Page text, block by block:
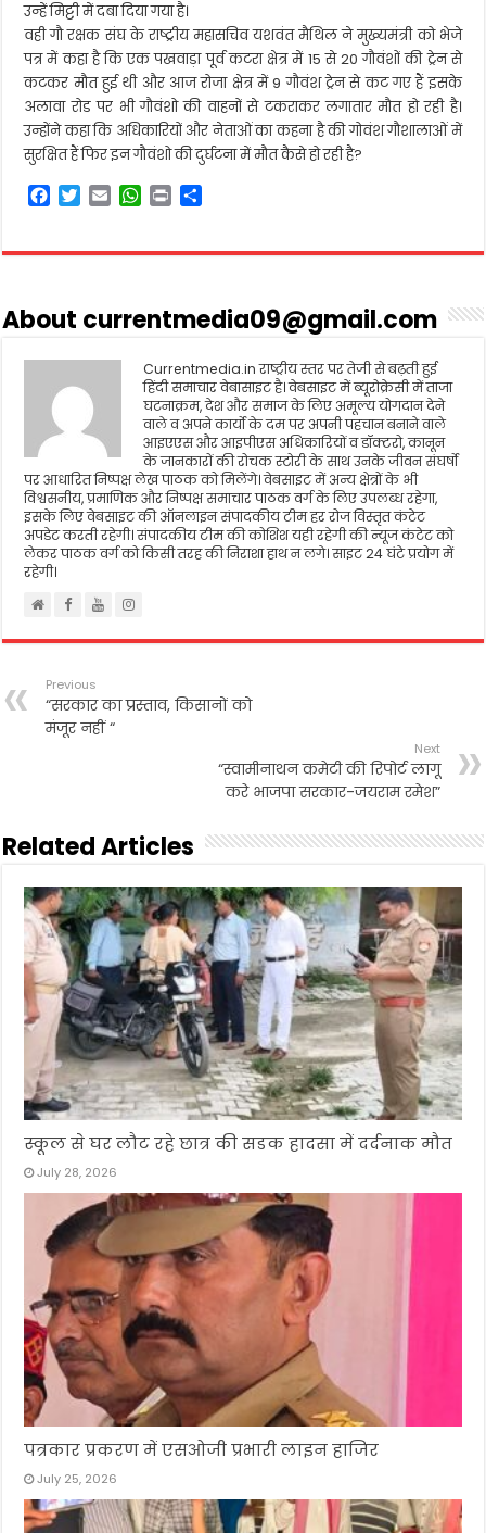
मौत”
उन्हें मिट्टी में दबा दिया गया है।
वही गौ रक्षक संघ के राष्ट्रीय महासचिव यशवंत मैथिल ने मुख्यमंत्री को भेजे
पत्र में कहा है कि एक पखवाड़ा पूर्व कटरा क्षेत्र में 15 से 20 गौवंशों की ट्रेन से
कटकर मौत हुई थी और आज रोजा क्षेत्र में 9 गौवंश ट्रेन से कट गए हैं इसके
अलावा रोड पर भी गौवंशो की वाहनों से टकराकर लगातार मौत हो रही है।
उन्होंने कहा कि अधिकारियों और नेताओं का कहना है की गोवंश गौशालाओं में
सुरक्षित हैं फिर इन गौवंशो की दुर्घटना में मौत कैसे हो रही है?
F
e
o
T
t
r
E
i
W
t
p
P
n
r
About currentmedia09@gmail.com
Currentmedia.in राष्ट्रीय स्तर पर तेजी से बढ़ती हुई
हिंदी समाचार वेबासाइट है। वेबसाइट में ब्यूरोक्रेसी में ताजा
घटनाक्रम, देश और समाज के लिए अमूल्य योगदान देने
वाले व अपने कार्यो के दम पर अपनी पहचान बनाने वाले
आइएएस और आइपीएस अधिकारियों व डॉक्टरो, कानून
के जानकारों की रोचक स्टोरी के साथ उनके जीवन संघर्षो
पर आधारित निष्पक्ष लेख पाठक को मिलेंगे। वेबसाइट में अन्य क्षेत्रों के भी
विश्वसनीय, प्रमाणिक और निष्पक्ष समाचार पाठक वर्ग के लिए उपलब्ध रहेगा,
इसके लिए वेबसाइट की ऑनलाइन संपादकीय टीम हर रोज विस्तृत कंटेट
अपडेट करती रहेगी। संपादकीय टीम की कोशिश यही रहेगी की न्यूज कंटेट को
लेकर पाठक वर्ग को किसी तरह की निराशा हाथ न लगे। साइट 24 घंटे प्रयोग में
रहेगी।
Previous
“सरकार का प्रस्ताव, किसानों को
मंजूर नहीं “
Next
“स्वामीनाथन कमेटी की रिपोर्ट लागू
करे भाजपा सरकार-जयराम रमेश”
Related Articles
स्कूल से घर लौट रहे छात्र की सडक हादसा में दर्दनाक मौत
July 28, 2026
पत्रकार प्रकरण में एसओजी प्रभारी लाइन हाजिर
July 25, 2026